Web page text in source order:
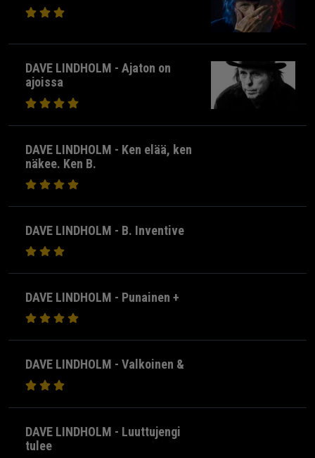
DAVE LINDHOLM - Ajaton on
ajoissa
DAVE LINDHOLM - Ken elää, ken
näkee. Ken B.
DAVE LINDHOLM - B. Inventive
DAVE LINDHOLM - Punainen +
DAVE LINDHOLM - Valkoinen &
DAVE LINDHOLM - Luuttujengi
tulee